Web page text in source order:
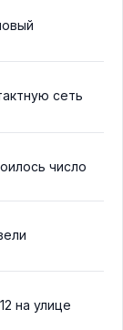
сеть
число
на улице